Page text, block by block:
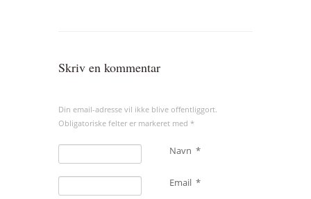
Skriv en kommentar
Din email-adresse vil ikke blive offentliggort.
Obligatoriske felter er markeret med *
Navn *
Email *